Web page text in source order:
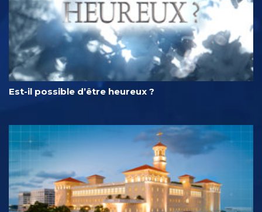
Est-il possible d’être heureux ?